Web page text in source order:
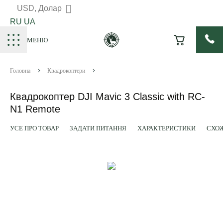
USD, Долар
RU UA
МЕНЮ
Головна Квадрокоптери
Квадрокоптер DJI Mavic 3 Classic with RC-
N1 Remote
УСЕ ПРО ТОВАР ЗАДАТИ ПИТАННЯ ХАРАКТЕРИСТИКИ